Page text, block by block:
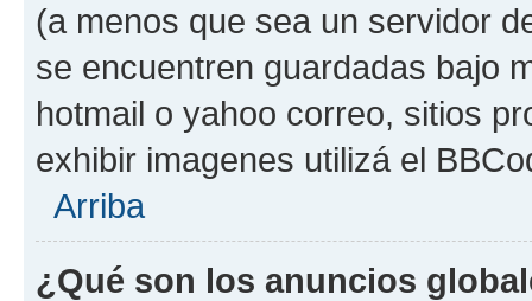
(a menos que sea un servidor
se encuentren guardadas bajo
hotmail o yahoo correo, sitios
exhibir imagenes utilizá el
Arriba
¿Qué son los anuncios